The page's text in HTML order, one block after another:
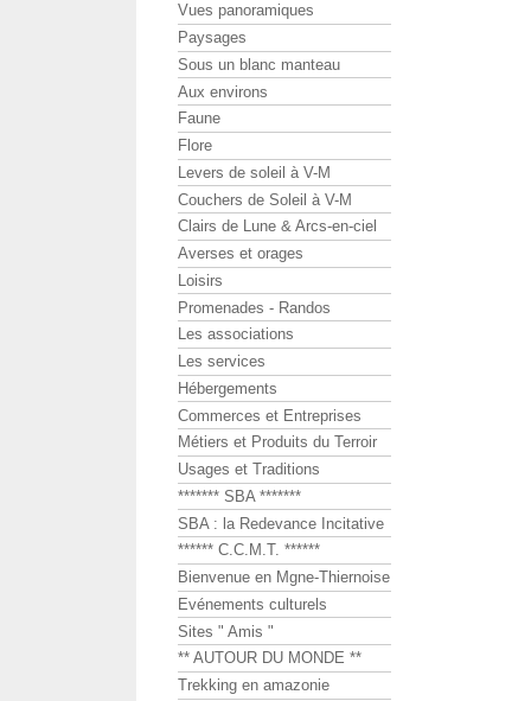
Vues panoramiques
Paysages
Sous un blanc manteau
Aux environs
Faune
Flore
Levers de soleil à V-M
Couchers de Soleil à V-M
Clairs de Lune & Arcs-en-ciel
Averses et orages
Loisirs
Promenades - Randos
Les associations
Les services
Hébergements
Commerces et Entreprises
Métiers et Produits du Terroir
Usages et Traditions
******* SBA *******
SBA : la Redevance Incitative
****** C.C.M.T. ******
Bienvenue en Mgne-Thiernoise
Evénements culturels
Sites " Amis "
** AUTOUR DU MONDE **
Trekking en amazonie